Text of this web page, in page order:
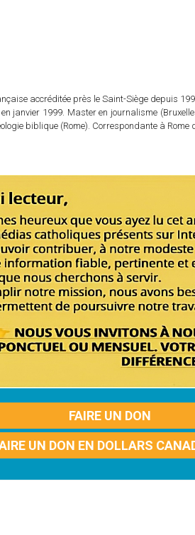
accréditée près le Saint-Siège depuis
janvier 1999. Master en journalisme
biblique (Rome). Correspondante à Rome
FAIRE UN DON
UN DON EN DOLLARS